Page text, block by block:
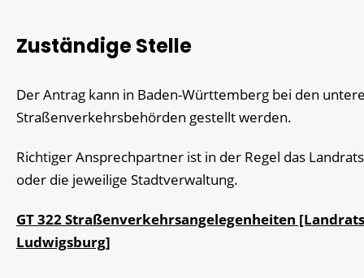
Zuständige Stelle
Der Antrag kann in Baden-Württemberg bei den
Straßenverkehrsbehörden gestellt werden.
Richtiger Ansprechpartner ist in der Regel das
oder die jeweilige Stadtverwaltung.
GT 322 Straßenverkehrsangelegenheiten
Ludwigsburg]